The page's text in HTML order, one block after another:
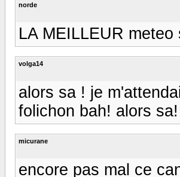
norde
LA MEILLEUR
volga14
alors sa ! je
folichon bah! alors
micurane
encore pas mal ce